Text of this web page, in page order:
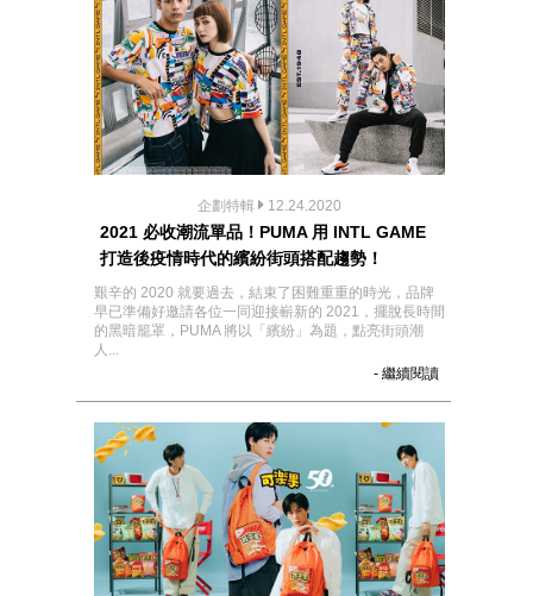
企劃特輯 12.24.2020
2021 必收潮流單品！PUMA 用 INTL GAME
打造後疫情時代的繽紛街頭搭配趨勢！
艱辛的 2020 就要過去，結束了困難重重的時光，品牌
早已準備好邀請各位一同迎接嶄新的 2021，擺脫長時間
的黑暗籠罩，PUMA 將以「繽紛」為題，點亮街頭潮
人...
- 繼續閱讀